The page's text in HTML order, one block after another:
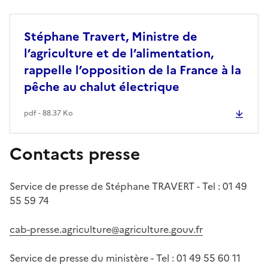
Stéphane Travert, Ministre de
l’agriculture et de l’alimentation,
rappelle l’opposition de la France à la
pêche au chalut électrique
pdf - 88.37 Ko
Contacts presse
Service de presse de Stéphane TRAVERT - Tel : 01 49
55 59 74
cab-presse.agriculture@agriculture.gouv.fr
Service de presse du ministère - Tel : 01 49 55 60 11